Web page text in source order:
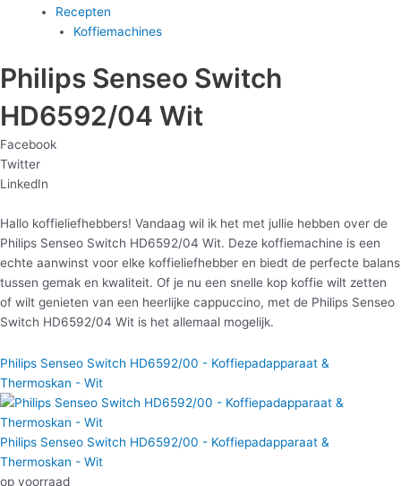
Recepten
Koffiemachines
Philips Senseo Switch
HD6592/04 Wit
Facebook
Twitter
LinkedIn
Hallo koffieliefhebbers! Vandaag wil ik het met jullie hebben over de
Philips Senseo Switch HD6592/04 Wit. Deze koffiemachine is een
echte aanwinst voor elke koffieliefhebber en biedt de perfecte balans
tussen gemak en kwaliteit. Of je nu een snelle kop koffie wilt zetten
of wilt genieten van een heerlijke cappuccino, met de Philips Senseo
Switch HD6592/04 Wit is het allemaal mogelijk.
Philips Senseo Switch HD6592/00 - Koffiepadapparaat &
Thermoskan - Wit
Philips Senseo Switch HD6592/00 - Koffiepadapparaat &
Thermoskan - Wit
op voorraad